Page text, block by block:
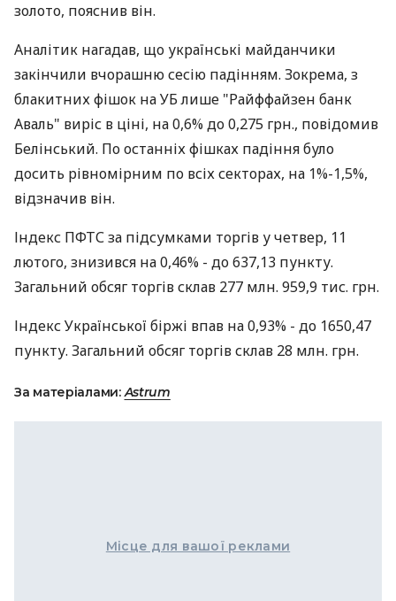
золото, пояснив він.
Аналітик нагадав, що українські майданчики
закінчили вчорашню сесію падінням. Зокрема, з
блакитних фішок на УБ лише "Райффайзен банк
Аваль" виріс в ціні, на 0,6% до 0,275 грн., повідомив
Белінський. По останніх фішках падіння було
досить рівномірним по всіх секторах, на 1%-1,5%,
відзначив він.
Індекс ПФТС за підсумками торгів у четвер, 11
лютого, знизився на 0,46% - до 637,13 пункту.
Загальний обсяг торгів склав 277 млн. 959,9 тис. грн.
Індекс Української біржі впав на 0,93% - до 1650,47
пункту. Загальний обсяг торгів склав 28 млн. грн.
За матеріалами:Astrum
Місце для вашої реклами